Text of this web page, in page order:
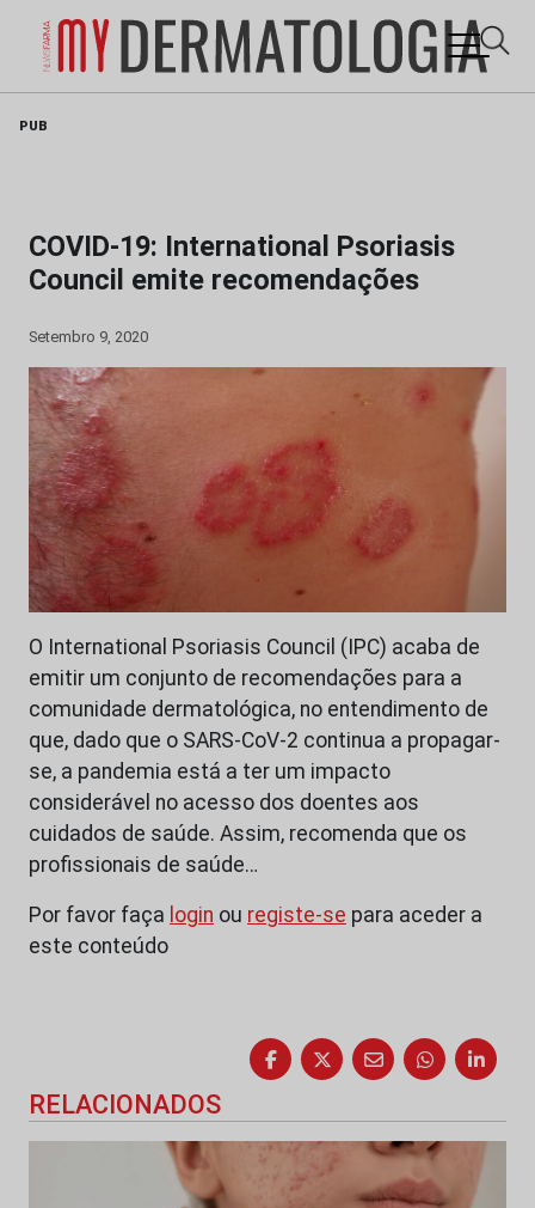
PUB
COVID-19: International Psoriasis
Council emite recomendações
Setembro 9, 2020
O International Psoriasis Council (IPC) acaba de
emitir um conjunto de recomendações para a
comunidade dermatológica, no entendimento de
que, dado que o SARS-CoV-2 continua a propagar-
se, a pandemia está a ter um impacto
considerável no acesso dos doentes aos
cuidados de saúde. Assim, recomenda que os
profissionais de saúde…
Por favor faça login ou registe-se para aceder a
este conteúdo
RELACIONADOS